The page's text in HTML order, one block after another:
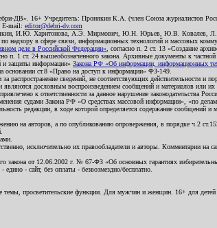
ДВ». 16+ Учредитель: Пронякин К.А. (член Союза журналистов
. E-mail: editor@debri-dv.com
Пронякин, И.Ю. Харитонова, А.Э. Мирмович, Ю.Н. Юрьев, Ю.В.
надзору в сфере связи, информационных технологий и массовых
деле в Российской Федерации» , согласно п. 2 ст. 13 «Создание
1 ст. 24 вышеобозначенного закона. Архивные документы к частной
и защиты информации» Закона РФ «Об информации, информационных
основании ст.8 «Право на доступ к информации» ФЗ-149.
сведений, не соответствующих действительности
дословным воспроизведением сообщений и материалов или
к ответственности за данное нарушение законодательства
судами Закона РФ «О средствах массовой информации», «по
редакции, в ходе которой определяется содержание сообщений и
на авторов, а по опубликованию опровержения, в порядке ч.2
исключительно их правообладатели и авторы. Комментарии
от 12.06.2002 г. № 67-ФЗ «Об основных гарантиях
- сайт, без оплаты - безвозмездно/бесплатно.
темы, просветительские функции. Для мужчин и женщин. 16+ для детей